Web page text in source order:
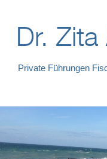
Dr.
Private Führungen